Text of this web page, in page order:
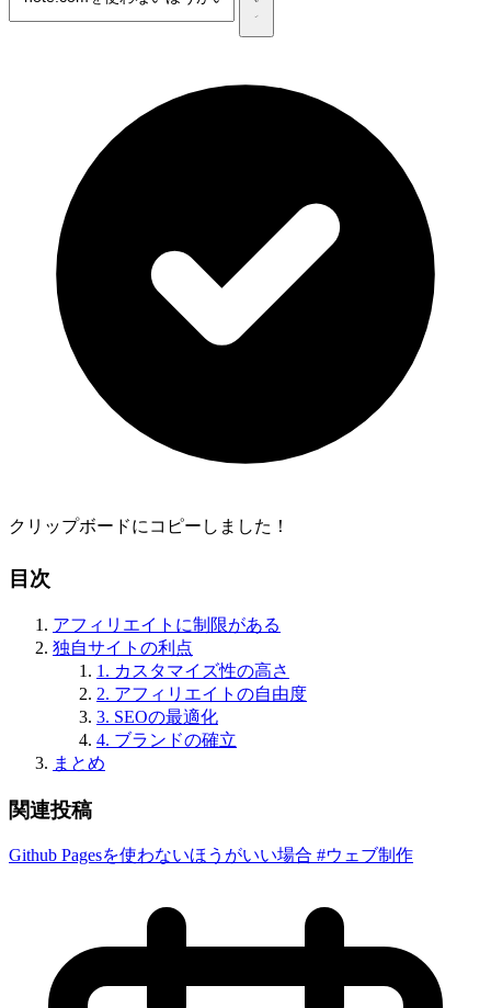
クリップボードにコピーしました！
目次
アフィリエイトに制限がある
独自サイトの利点
1. カスタマイズ性の高さ
2. アフィリエイトの自由度
3. SEOの最適化
4. ブランドの確立
まとめ
関連投稿
Github Pagesを使わないほうがいい場合 #ウェブ制作